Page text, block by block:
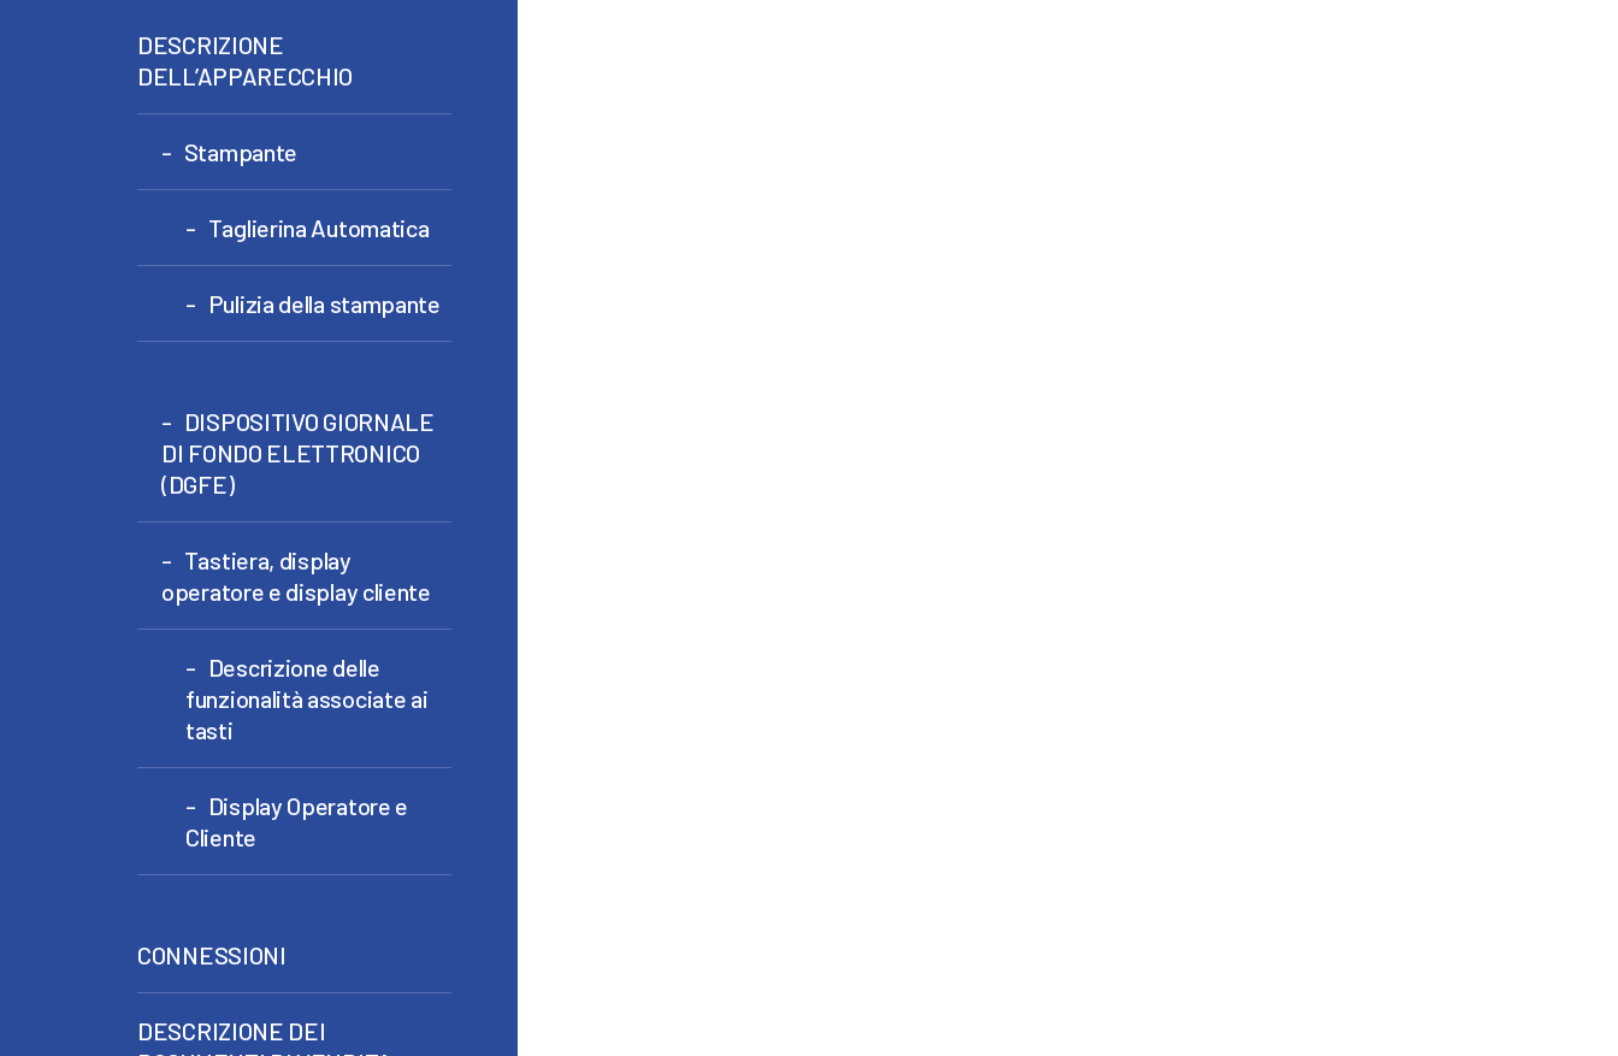
DESCRIZIONE
DELL’APPARECCHIO
Stampante
Taglierina Automatica
Pulizia della stampante
DISPOSITIVO GIORNALE
DI FONDO ELETTRONICO
(DGFE)
Tastiera, display
operatore e display cliente
Descrizione delle
funzionalità associate ai
tasti
Display Operatore e
Cliente
CONNESSIONI
DESCRIZIONE DEI